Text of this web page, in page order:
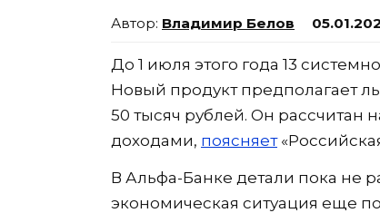
Владимир Белов
До 1 июля этого года 13
Новый продукт предполагает
50 тысяч рублей. Он рассчитан
доходами, поясняет
В Альфа-Банке детали пока не
экономическая ситуация еще